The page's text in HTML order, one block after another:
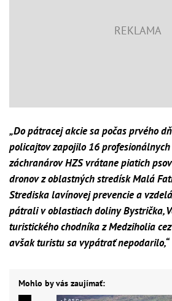
„Do pátracej akcie sa počas prvého
policajtov zapojilo 16
záchranárov HZS vrátane piatich
dronov z oblastných stredísk Malá
Strediska lavínovej prevencie a
pátrali v oblastiach doliny Bystrička,
turistického chodníka z Medziholia
avšak turistu sa vypátrať nepodarilo,“
Mohlo by vás zaujímať: